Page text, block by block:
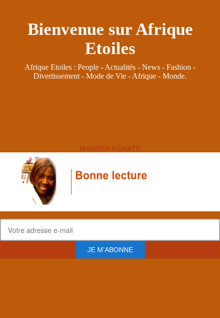
Bienvenue sur Afrique
Etoiles
Afrique Etoiles : People - Actualités - News - Fashion -
Divertissement - Mode de Vie - Afrique - Monde.
MANSITA KONATE
JE M'ABONNE